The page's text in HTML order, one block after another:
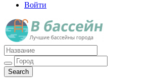
Войти
Лучшие бассейны города